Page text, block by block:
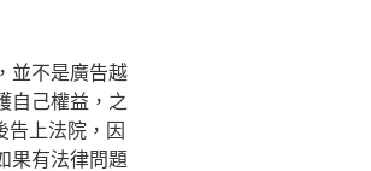
並不是廣告越
自己權益，之
告上法院，因
果有法律問題